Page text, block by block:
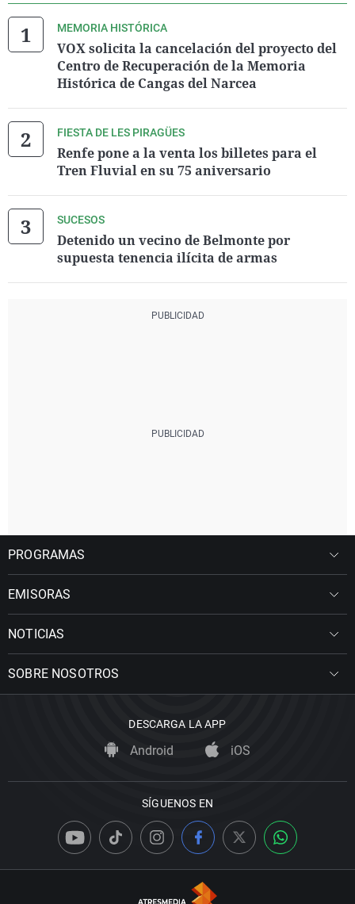
MEMORIA HISTÓRICA
VOX solicita la cancelación del proyecto del
Centro de Recuperación de la Memoria
Histórica de Cangas del Narcea
FIESTA DE LES PIRAGÜES
Renfe pone a la venta los billetes para el
Tren Fluvial en su 75 aniversario
SUCESOS
Detenido un vecino de Belmonte por
supuesta tenencia ilícita de armas
PROGRAMAS
EMISORAS
NOTICIAS
SOBRE NOSOTROS
DESCARGA LA APP
Android iOS
SÍGUENOS EN